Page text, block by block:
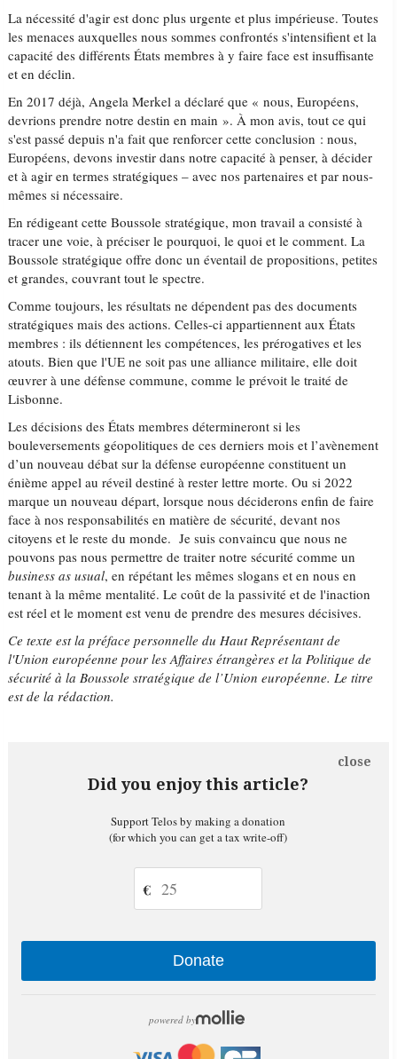
La nécessité d'agir est donc plus urgente et plus impérieuse. Toutes
les menaces auxquelles nous sommes confrontés s'intensifient et la
capacité des différents États membres à y faire face est insuffisante
et en déclin.
En 2017 déjà, Angela Merkel a déclaré que « nous, Européens,
devrions prendre notre destin en main ». À mon avis, tout ce qui
s'est passé depuis n'a fait que renforcer cette conclusion : nous,
Européens, devons investir dans notre capacité à penser, à décider
et à agir en termes stratégiques – avec nos partenaires et par nous-
mêmes si nécessaire.
En rédigeant cette Boussole stratégique, mon travail a consisté à
tracer une voie, à préciser le pourquoi, le quoi et le comment. La
Boussole stratégique offre donc un éventail de propositions, petites
et grandes, couvrant tout le spectre.
Comme toujours, les résultats ne dépendent pas des documents
stratégiques mais des actions. Celles-ci appartiennent aux États
membres : ils détiennent les compétences, les prérogatives et les
atouts. Bien que l'UE ne soit pas une alliance militaire, elle doit
œuvrer à une défense commune, comme le prévoit le traité de
Lisbonne.
Les décisions des États membres détermineront si les
bouleversements géopolitiques de ces derniers mois et l’avènement
d’un nouveau débat sur la défense européenne constituent un
énième appel au réveil destiné à rester lettre morte. Ou si 2022
marque un nouveau départ, lorsque nous déciderons enfin de faire
face à nos responsabilités en matière de sécurité, devant nos
citoyens et le reste du monde. Je suis convaincu que nous ne
pouvons pas nous permettre de traiter notre sécurité comme un
business as usual, en répétant les mêmes slogans et en nous en
tenant à la même mentalité. Le coût de la passivité et de l'inaction
est réel et le moment est venu de prendre des mesures décisives.
Ce texte est la préface personnelle duHaut Représentant de
l'Union européenne pour les Affaires étrangères et la Politique de
sécurité à la Boussole stratégique del’Union européenne. Le titre
est de la rédaction.
Did you enjoy this article?
close
Support Telos by making a donation
(for which you can get a tax write-off)
€
Donate
powered by